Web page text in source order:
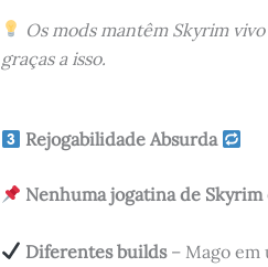
Os mods mantêm Skyrim
graças a isso.
Rejogabilidade Absurda
Nenhuma jogatina de Skyrim
Diferentes builds– Mago em